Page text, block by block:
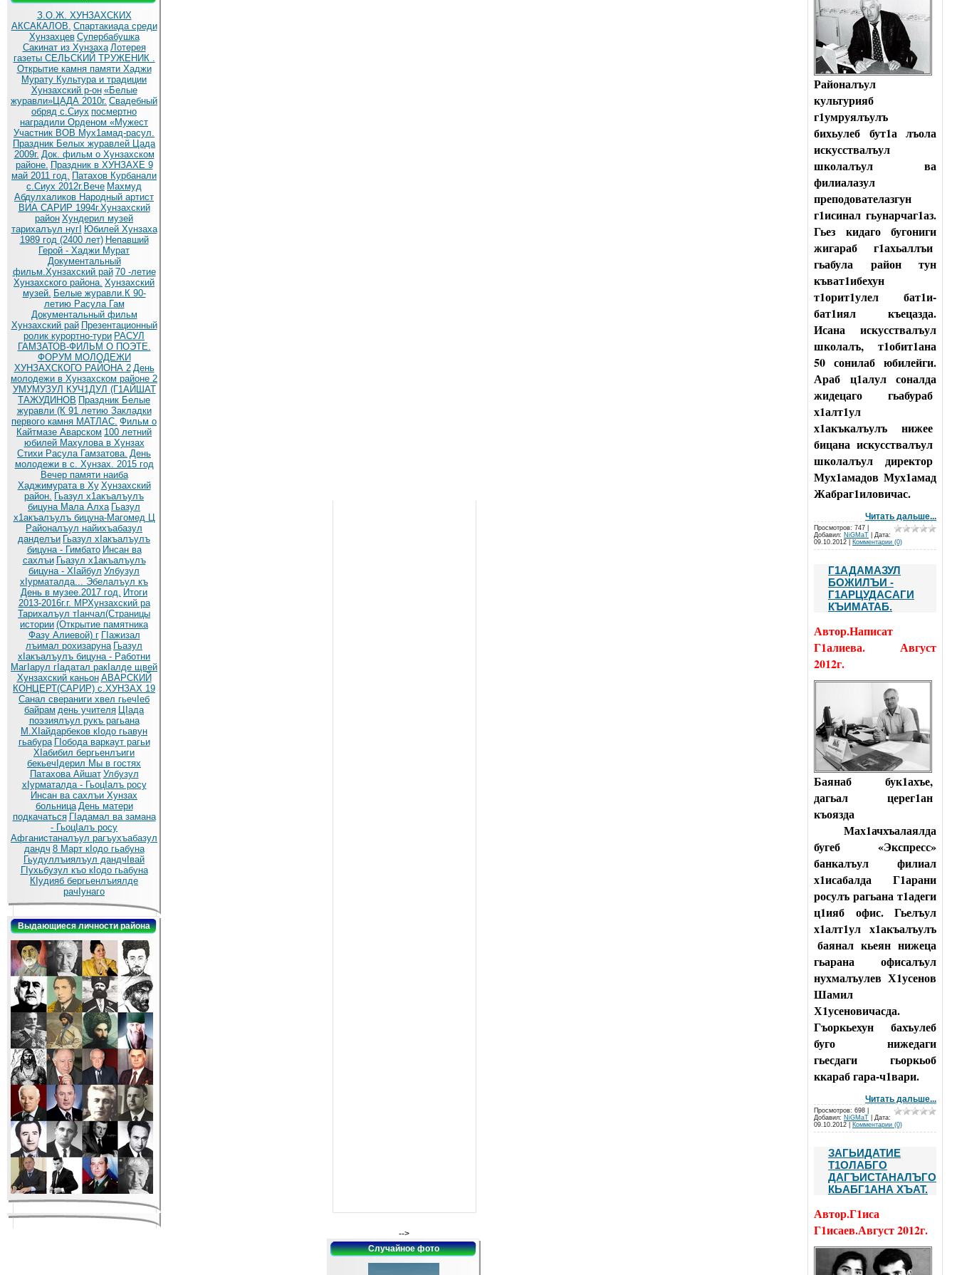
З.О.Ж. ХУНЗАХСКИХ
АКСАКАЛОВ. Спартакиада среди
Хунзахцев Супербабушка
Сакинат из Хунзаха Лотерея
газеты СЕЛЬСКИЙ ТРУЖЕНИК .
Открытие камня памяти Хаджи
Мурату Культура и традиции
Хунзахский р-он «Белые
журавли»ЦАДА 2010г. Cвадебный
обряд c.Сиух посмертно
наградили Орденом «Мужест
Участник ВОВ Мух1амад-расул.
Праздник Белых журавлей Цада
2009г. Док. фильм о Хунзахском
районе. Праздник в ХУНЗАХЕ 9
май 2011 год. Патахов Курбанали
с.Сиух 2012г.Вече Махмуд
Абдулхаликов Народный артист
ВИА САРИР 1994г.Хунзахский
район Хундерил музей
тарихалъул нугI Юбилей Хунзаха
1989 год (2400 лет) Непавший
Герой - Хаджи Мурат
Документальный
фильм.Хунзахский рай 70 -летие
Хунзахского района. Хунзахский
музей. Белые журавли.К 90-
летию Расула Гам
Документальный фильм
Хунзахский рай Презентационный
ролик курортно-тури РАСУЛ
ГАМЗАТОВ-ФИЛЬМ О ПОЭТЕ.
ФОРУМ МОЛОДЕЖИ
ХУНЗАХСКОГО РАЙОНА 2 День
молодежи в Хунзахском районе 2
УМУМУЗУЛ КУЧ1ДУЛ (Г1АЙШАТ
ТАЖУДИНОВ Праздник Белые
журавли (К 91 летию Закладки
первого камня МАТЛАС. Фильм о
Кайтмазе Аварском 100 летний
юбилей Махулова в Хунзах
Стихи Расула Гамзатова. День
молодежи в с. Хунзах. 2015 год
Вечер памяти наиба
Хаджимурата в Ху Хунзахский
район. Гьазул х1акъалъулъ
бицуна Мала Алха Гьазул
х1акъалъулъ бицуна-Магомед Ц
Районалъул найихъабазул
данделъи Гьазул хIакъалъулъ
бицуна - Гимбато Инсан ва
сахлъи Гьазул х1акъалъулъ
бицуна - ХIайбул Улбузул
хIурматалда... Эбелалъул къ
День в музее.2017 год. Итоги
2013-2016г.г. МРХунзахский ра
Тарихалъул тIанчал(Страницы
истории (Открытие памятника
Фазу Алиевой) г ГIажизал
лъимал рохизаруна Гьазул
хIакъалъулъ бицуна - Работни
МагIарул гIадатал ракIалде щвей
Хунзахский каньон АВАРСКИЙ
КОНЦЕРТ(САРИР) с.ХУНЗАХ 19
Санал свераниги хвел гьечIеб
байрам день учителя ЦIада
поэзиялъул рукъ рагьана
М.ХIайдарбеков кIодо гьавун
гьабура ГIобода варкаут рагьи
ХIабибил бергьенлъиги
бекьечIдерил Мы в гостях
Патахова Айшат Улбузул
хIурматалда - ГьоцIалъ росу
Инсан ва сахлъи Хунзах
больница День матери
подкачаться ГIадамал ва замана
- ГьоцIалъ росу
Афганистаналъул рагъухъабазул
дандч 8 Март кIодо гьабуна
Гьудуллъиялъул дандчIвай
ГIухьбузул къо кIодо гьабуна
КIудияб бергьенлъиялде
рачIунаго
Выдающиеся личности района
-->
Случайное фото
Районалъул
культурияб
г1умруялъулъ
бихьулеб бут1а лъола
искусствалъул
школалъул ва
филиалазул
преподователазгун
г1исинал гьунарчаг1аз.
Гьез кидаго бугониги
жигараб
г1ахьаллъи
гьабула район тун
къват1ибехун
т1орит1улел бат1и-
бат1иял къецазда.
Исана искусствалъул
школалъ, т1обит1ана
50 сонилаб юбилейги.
Араб ц1алул соналда
жидецаго гьабураб
х1алт1ул
х1акъкалъулъ нижее
бицана искусствалъул
школалъул директор
Мух1амадов Мух1амад
Жабраг1иловичас.
Читать дальше...
Просмотров: 747 |
Добавил: NiGMaT | Дата:
09.10.2012
Комментарии (0)
Г1АДАМАЗУЛ
БОЖИЛЪИ -
Г1АРЦУДАСАГИ
КЪИМАТАБ.
Автор.Написат
Г1алиева. Август
2012г.
Баянаб бук1ахъе,
дагьал церег1ан
къоязда
Мах1ачхъалаялда
бугеб «Экспресс»
банкалъул филиал
х1исабалда Г1арани
росулъ рагьана т1адеги
ц1ияб офис. Гьелъул
х1алт1ул х1акъалъулъ
баянал кьеян нижеца
гьарана офисалъул
нухмалъулев Х1усенов
Шамил
Х1усеновичасда.
Гъоркьехун бахъулеб
буго нижедаги
гьесдаги
гьоркьоб
ккараб гара-ч1вари.
Читать дальше...
Просмотров: 698 |
Добавил: NiGMaT | Дата:
09.10.2012
Комментарии (0)
ЗАГЬИДАТИЕ
Т1ОЛАБГО
ДАГЪИСТАНАЛЪГО
КЬАБГ1АНА ХЪАТ.
Автор.Г1иса
Г1исаев.Август 2012г.